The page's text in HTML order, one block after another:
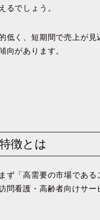
るでしょう。
低く、短期間で売上が見
向があります。
徴とは
ず 「高需要の市場である
問看護・高齢者向けサー